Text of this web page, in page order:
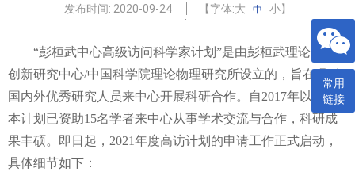
发布时间: 2020-09-24 【字体:大 中 小】
“彭桓武中心高级访问科学家计划”是由彭桓武理论物理
创新研究中心/中国科学院理论物理研究所设立的，旨在吸引
国内外优秀研究人员来中心开展科研合作。自2017年以来，
本计划已资助15名学者来中心从事学术交流与合作，科研成
果丰硕。即日起， 2021年度高访计划的申请工作正式启动，
具体细节如下：
常用
链接